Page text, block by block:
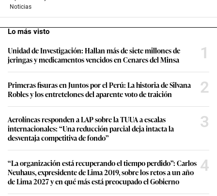
Noticias
Lo más visto
Unidad de Investigación: Hallan más de siete millones de
jeringas y medicamentos vencidos en Cenares del Minsa
1
Primeras fisuras en Juntos por el Perú: La historia de Silvana
Robles y los entretelones del aparente voto de traición
2
Aerolíneas responden a LAP sobre la TUUA a escalas
internacionales: “Una reducción parcial deja intacta la
desventaja competitiva de fondo”
3
“La organización está recuperando el tiempo perdido”: Carlos
Neuhaus, expresidente de Lima 2019, sobre los retos a un año
de Lima 2027 y en qué más está preocupado el Gobierno
4